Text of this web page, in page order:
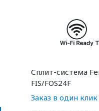
Сплит-система
FIS/FOS24F
Заказ в один клик